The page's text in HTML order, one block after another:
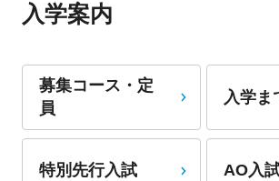
入学案内
募集コース・定
員
入学ま
特別先行入試 AO入